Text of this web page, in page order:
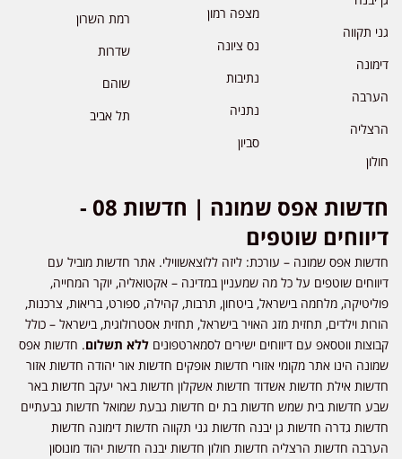
גני תקווה
דימונה
הערבה
הרצליה
חולון
מצפה רמון
נס ציונה
נתיבות
נתניה
סביון
רמת השרון
שדרות
שוהם
תל אביב
חדשות אפס שמונה | חדשות 08 -
דיווחים שוטפים
חדשות אפס שמונה – עורכת: ליזה ללוצאשווילי. אתר חדשות מוביל עם
דיווחים שוטפים על כל מה שמעניין במדינה – אקטואליה, יוקר המחייה,
פוליטיקה, מלחמה בישראל, ביטחון, תרבות, קהילה, ספורט, בריאות, צרכנות,
הורות וילדים, תחזית מזג האויר בישראל, תחזית אסטרולוגית, בישראל – כולל
קבוצות ווטסאפ עם דיווחים ישירים לסמארטפונים ללא תשלום. חדשות אפס
שמונה הינו אתר מקומי אזורי חדשות אופקים חדשות אור יהודה חדשות אזור
חדשות אילת חדשות אשדוד חדשות אשקלון חדשות באר יעקב חדשות באר
שבע חדשות בית שמש חדשות בת ים חדשות גבעת שמואל חדשות גבעתיים
חדשות גדרה חדשות גן יבנה חדשות גני תקווה חדשות דימונה חדשות
הערבה חדשות הרצליה חדשות חולון חדשות יבנה חדשות יהוד מונוסון